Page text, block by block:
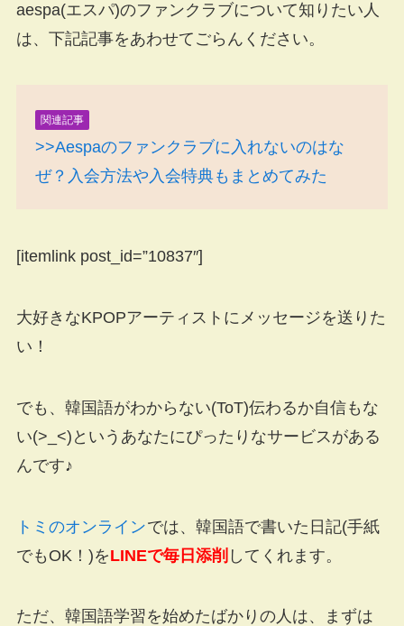
aespa(エスパ)のファンクラブについて知りたい人
は、下記記事をあわせてごらんください。
関連記事
>>Aespaのファンクラブに入れないのはな
ぜ？入会方法や入会特典もまとめてみた
[itemlink post_id=”10837″]
大好きなKPOPアーティストにメッセージを送りた
い！
でも、韓国語がわからない(ToT)伝わるか自信もな
い(>_<)というあなたにぴったりなサービスがある
んです♪
トミのオンラインでは、韓国語で書いた日記(手紙
でもOK！)をLINEで毎日添削 してくれます。
ただ、韓国語学習を始めたばかりの人は、まずは